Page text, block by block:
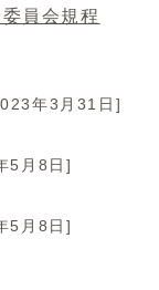
員会規程
年3月31日]
5月8日]
5月8日]